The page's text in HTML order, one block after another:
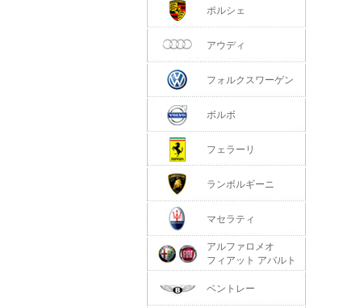
ポルシェ
アウディ
フォルクスワーゲン
ボルボ
フェラーリ
ランボルギーニ
マセラティ
アルファロメオ
フィアット アバルト
ベントレー